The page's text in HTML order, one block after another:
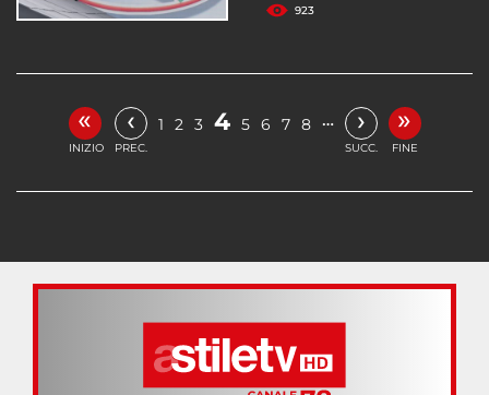
923
«
INIZIO
‹
PREC.
1 2 3 4 5 6 7 8 … ›
SUCC.
»
FINE